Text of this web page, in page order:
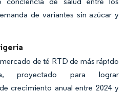
de variantes sin azúcar y
de té RTD de más rápido
proyectado para lograr
crecimiento anual entre 2024 y